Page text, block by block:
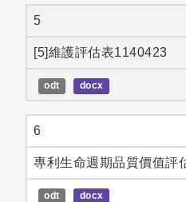
5
[5]維護評估表1140423
odt docx
6
專利生命週期品質價值評
odt docx